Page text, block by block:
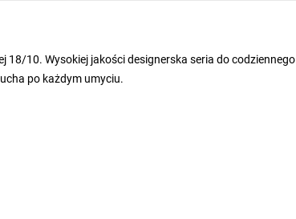
18/10. Wysokiej jakości designerska seria do codziennego
po każdym umyciu.